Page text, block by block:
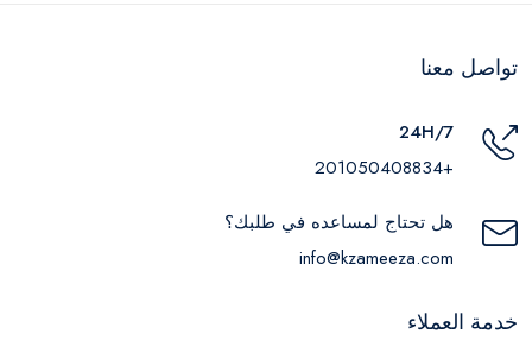
تواصل معنا
24H/7
+201050408834
هل تحتاج لمساعده في طلبك؟
info@kzameeza.com
خدمة العملاء